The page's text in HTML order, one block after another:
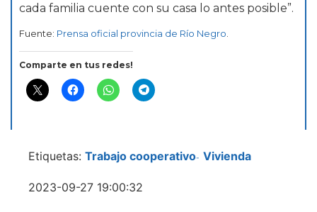
cada familia cuente con su casa lo antes posible”.
Fuente: Prensa oficial provincia de Río Negro
Comparte en tus redes!
Etiquetas: Trabajo cooperativo- Vivienda
2023-09-27 19:00:32